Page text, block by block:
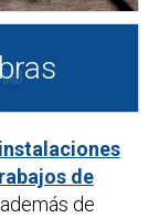
instalaciones
de
de